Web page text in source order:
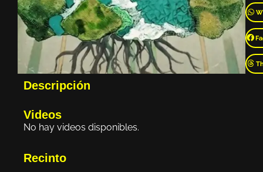
Descripción
Videos
No hay videos disponibles.
Recinto